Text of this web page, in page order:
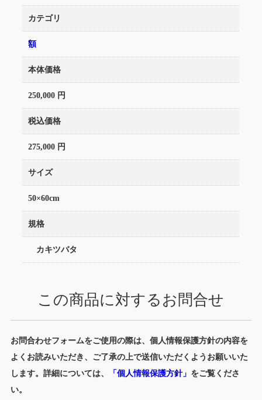
カテゴリ
額
本体価格
250,000 円
税込価格
275,000 円
サイズ
50×60cm
規格
カキツバタ
この商品に対するお問合せ
お問合わせフォームをご使用の際は、個人情報保護方針の内容を
よくお読みいただき、ご了承の上で送信いただくようお願いいた
します。詳細については、
「個人情報保護方針」 をご覧くださ
い。